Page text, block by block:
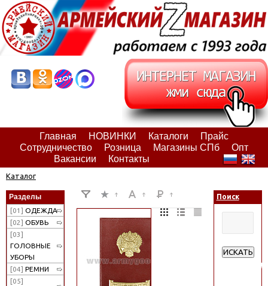
Главная НОВИНКИ Каталоги
Прайс
Сотрудничество
Розница Магазины СПб
Опт
Вакансии
Контакты
Каталог
Разделы
[01] ОДЕЖДА
[02] ОБУВЬ
[03]
ГОЛОВНЫЕ
УБОРЫ
[04] РЕМНИ
[05]
Поиск
ИСКАТЬ